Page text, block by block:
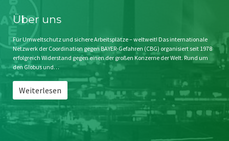
Impressum
Störfälle
Stichwort BAYER
Jahrestagung
SPENDEN
Über uns
Für Umweltschutz und sichere Arbeitsplätze – weltweit! Das internationale
Netzwerk der Coordination gegen BAYER-Gefahren (CBG) organisiert seit 1978
erfolgreich Widerstand gegen einen der großen Konzerne der Welt. Rund um
den Globus und…
Weiterlesen